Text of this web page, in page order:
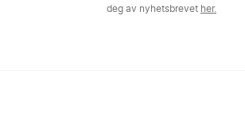
deg av nyhetsbrevet her.